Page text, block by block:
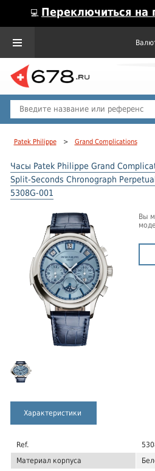
💻 Переключиться
Patek Philippe > Grand Complications
Часы Patek Philippe Grand
Split-Seconds Chronograph
5308G-001
Вы
Характеристики
Ref.
Материал корпуса